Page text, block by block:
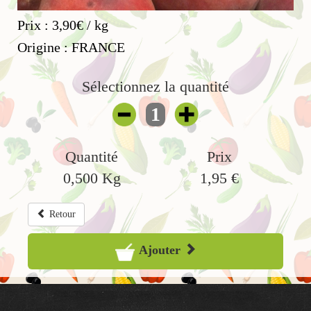
Prix : 3,90€ / kg
Origine : FRANCE
Sélectionnez la quantité
1
Quantité
0,500Kg
Prix
1,95 €
Retour
Ajouter